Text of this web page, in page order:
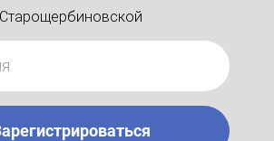
Старощербиновской